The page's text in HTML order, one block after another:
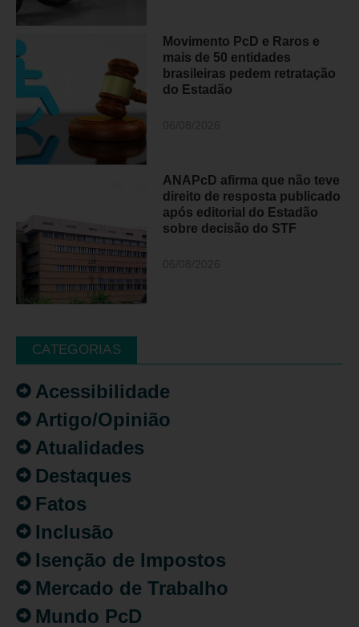
Movimento PcD e Raros e
mais de 50 entidades
brasileiras pedem retratação
do Estadão
ANAPcD afirma que não teve
direito de resposta publicado
após editorial do Estadão
sobre decisão do STF
CATEGORIAS
Acessibilidade
Artigo/Opinião
Atualidades
Destaques
Fatos
Inclusão
Isenção de Impostos
Mercado de Trabalho
Mundo PcD